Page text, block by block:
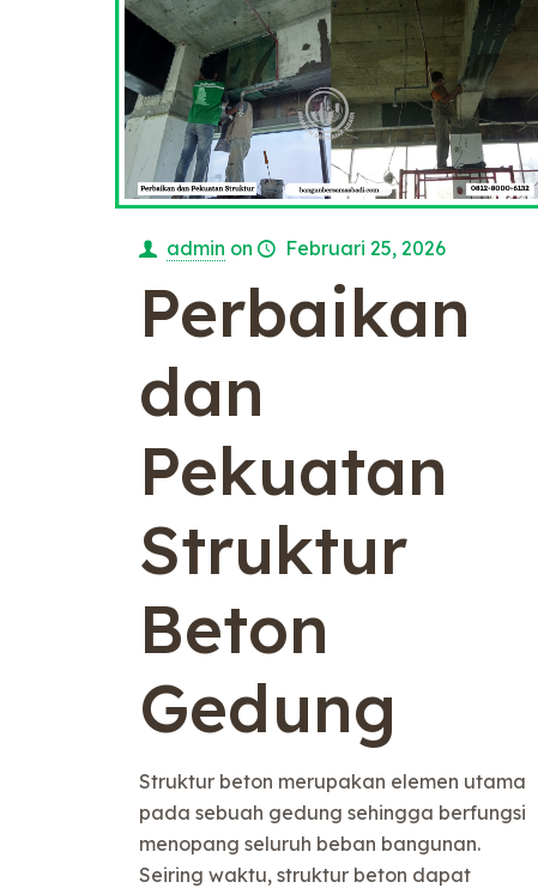
admin on Februari 25, 2026
Perbaikan
dan
Pekuatan
Struktur
Beton
Gedung
Struktur beton merupakan elemen utama
pada sebuah gedung sehingga berfungsi
menopang seluruh beban bangunan.
Seiring waktu, struktur beton dapat